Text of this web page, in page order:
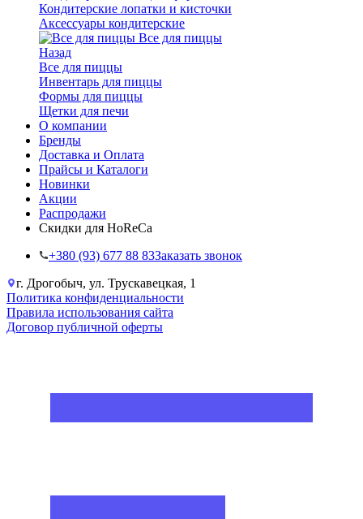
Кондитерские лопатки и кисточки
Аксессуары кондитерские
Все для пиццы
Назад
Все для пиццы
Инвентарь для пиццы
Формы для пиццы
Щетки для печи
О компании
Бренды
Доставка и Оплата
Прайсы и Каталоги
Новинки
Акции
Распродажи
Скидки для HoReCa
+38‎0 (93) 677 88 83Заказать звонок
г. Дрогобыч, ул. Трускавецкая, 1
Политика конфиденциальности
Правила использования сайта
Договор публичной оферты